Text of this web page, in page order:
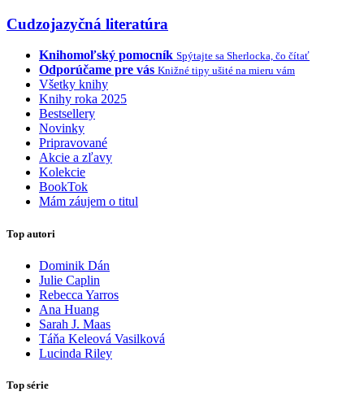
Cudzojazyčná literatúra
Knihomoľský pomocník Spýtajte sa Sherlocka, čo čítať
Odporúčame pre vás Knižné tipy ušité na mieru vám
Všetky knihy
Knihy roka 2025
Bestsellery
Novinky
Pripravované
Akcie a zľavy
Kolekcie
BookTok
Mám záujem o titul
Top autori
Dominik Dán
Julie Caplin
Rebecca Yarros
Ana Huang
Sarah J. Maas
Táňa Keleová Vasilková
Lucinda Riley
Top série